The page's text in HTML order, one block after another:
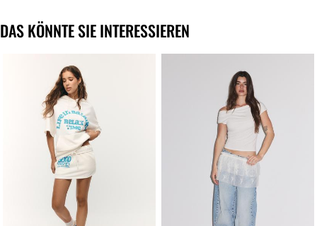
DAS KÖNNTE SIE INTERESSIEREN